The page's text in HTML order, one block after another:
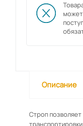
Описание
Строп